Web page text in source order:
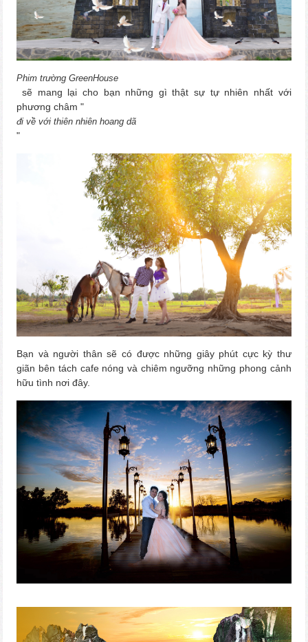
Phim trường GreenHouse
sẽ mang lại cho bạn những gì thật sự tự nhiên nhất với
phương châm "
đi về với thiên nhiên hoang dã
"
Bạn và người thân sẽ có được những giây phút cực kỳ thư
giãn bên tách cafe nóng và chiêm ngưỡng những phong cảnh
hữu tình nơi đây.